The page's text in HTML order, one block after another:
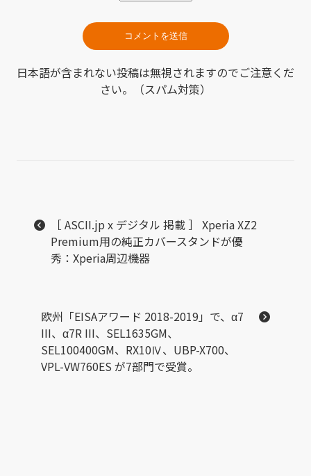
日本語が含まれない投稿は無視されますのでご注意くだ
さい。（スパム対策）
［ ASCII.jp x デジタル 掲載 ］ Xperia XZ2
Premium用の純正カバースタンドが優
秀：Xperia周辺機器
欧州「EISAアワード 2018-2019」で、α7
III、α7R III、SEL1635GM、
SEL100400GM、RX10Ⅳ、UBP-X700、
VPL-VW760ES が7部門で受賞。